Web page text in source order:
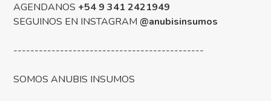
AGENDANOS +54 9 341 2421949
SEGUINOS EN INSTAGRAM@anubisinsumos
---------------------------------------------
SOMOS ANUBIS INSUMOS